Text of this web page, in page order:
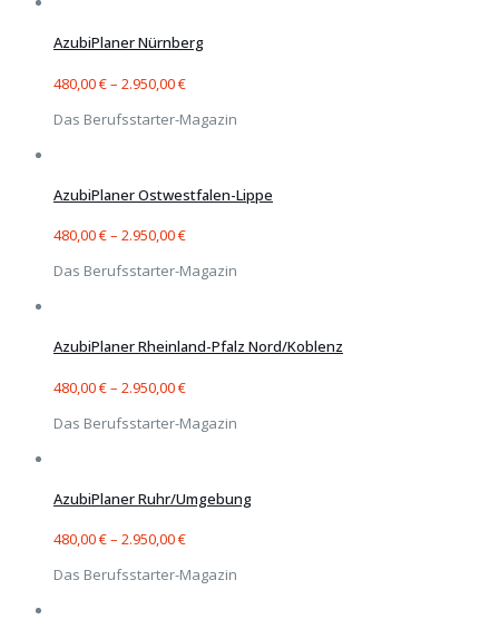
AzubiPlaner Nürnberg
480,00€– 2.950,00€
Das Berufsstarter-Magazin
AzubiPlaner Ostwestfalen-Lippe
480,00€– 2.950,00€
Das Berufsstarter-Magazin
AzubiPlaner Rheinland-Pfalz Nord/Koblenz
480,00€– 2.950,00€
Das Berufsstarter-Magazin
AzubiPlaner Ruhr/Umgebung
480,00€– 2.950,00€
Das Berufsstarter-Magazin